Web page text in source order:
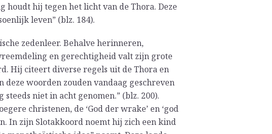
hij tegen het licht van de Thora. Deze
leven” (blz. 184).
zedenleer. Behalve herinneren,
en gerechtigheid valt zijn grote
Hij citeert diverse regels uit de Thora en
deze woorden zouden vandaag geschreven
niet in acht genomen.” (blz. 200).
christenen, de ‘God der wrake’ en ‘god
In zijn Slotakkoord noemt hij zich een kind